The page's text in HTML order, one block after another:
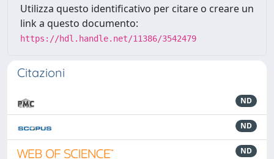
Utilizza questo identificativo per citare o creare un
link a questo documento:
https://hdl.handle.net/11386/3542479
Citazioni
ND
ND
ND